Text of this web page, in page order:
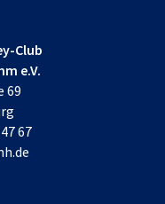
Club
e.V.
69
67